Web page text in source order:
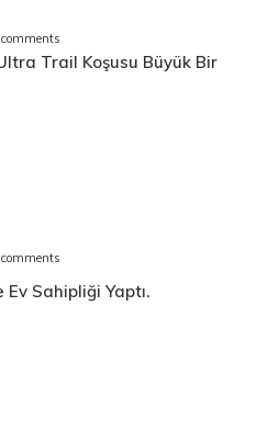
Trail Koşusu Büyük Bir
Sahipliği Yaptı.